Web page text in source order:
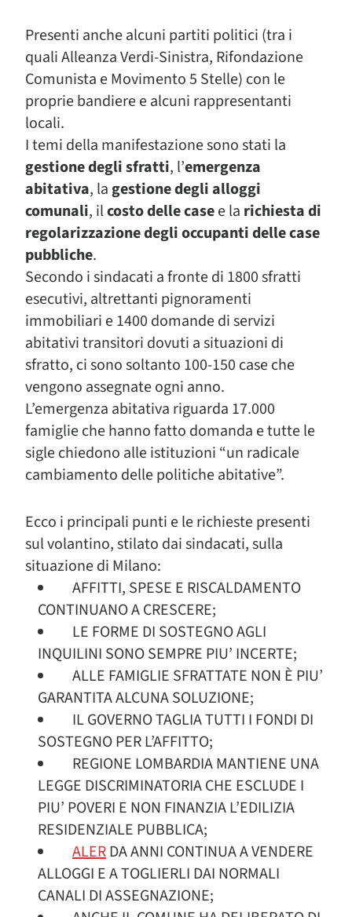
Presenti anche alcuni partiti politici (tra i
quali Alleanza Verdi-Sinistra, Rifondazione
Comunista e Movimento 5 Stelle) con le
proprie bandiere e alcuni rappresentanti
locali.
I temi della manifestazione sono stati la
gestione degli sfratti, l’emergenza
abitativa, lagestione degli alloggi
comunali, ilcosto delle casee la richiesta di
regolarizzazione degli occupanti delle case
pubbliche.
Secondo i sindacati a fronte di 1800 sfratti
esecutivi, altrettanti pignoramenti
immobiliari e 1400 domande di servizi
abitativi transitori dovuti a situazioni di
sfratto, ci sono soltanto 100-150 case che
vengono assegnate ogni anno.
L’emergenza abitativa riguarda 17.000
famiglie che hanno fatto domanda e tutte le
sigle chiedono alle istituzioni “un radicale
cambiamento delle politiche abitative”.
Ecco i principali punti e le richieste presenti
sul volantino, stilato dai sindacati, sulla
situazione di Milano:
AFFITTI, SPESE E RISCALDAMENTO
CONTINUANO A CRESCERE;
LE FORME DI SOSTEGNO AGLI
INQUILINI SONO SEMPRE PIU’ INCERTE;
ALLE FAMIGLIE SFRATTATE NON È PIU’
GARANTITA ALCUNA SOLUZIONE;
IL GOVERNO TAGLIA TUTTI I FONDI DI
SOSTEGNO PER L’AFFITTO;
REGIONE LOMBARDIA MANTIENE UNA
LEGGE DISCRIMINATORIA CHE ESCLUDE I
PIU’ POVERI E NON FINANZIA L’EDILIZIA
RESIDENZIALE PUBBLICA;
ALERDA ANNI CONTINUA A VENDERE
ALLOGGI E A TOGLIERLI DAI NORMALI
CANALI DI ASSEGNAZIONE;